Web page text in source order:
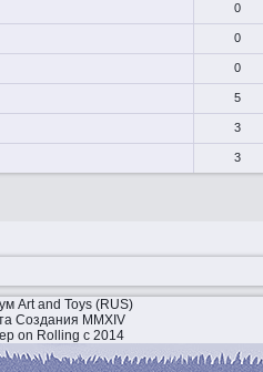
0
0
0
5
3
3
Art and Toys (RUS)
Создания MMXIV
on Rolling с 2014